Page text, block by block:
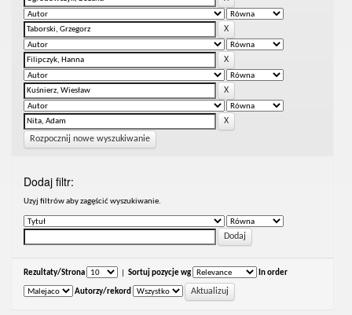
Rozpocznij nowe wyszukiwanie
Dodaj filtr:
Uzyj filtrów aby zagęścić wyszukiwanie.
Rezultaty/Strona Sortuj pozycje wg In order
Autorzy/rekord